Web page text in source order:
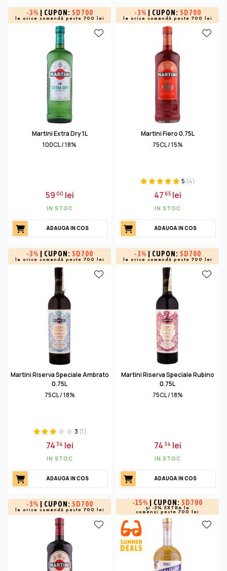
-3% | CUPON: SD700
la orice comandă peste 700 lei
Martini Extra Dry 1L
100CL / 18%
5900 lei
IN STOC
ADAUGA IN COS
-3% | CUPON: SD700
la orice comandă peste 700 lei
Martini Fiero 0.75L
75CL / 15%
5 (4)
4765lei
IN STOC
ADAUGA IN COS
-3% | CUPON: SD700
la orice comandă peste 700 lei
Martini Riserva Speciale Ambrato
0.75L
75CL / 18%
3 (1)
74 34 lei
IN STOC
ADAUGA IN COS
-3% | CUPON: SD700
la orice comandă peste 700 lei
Martini Riserva Speciale Rubino
0.75L
75CL / 18%
74 34 lei
IN STOC
ADAUGA IN COS
-3% | CUPON: SD700
la orice comandă peste 700 lei
-15% | CUPON: SD700
și -3% EXTRA la
comenzi peste 700 lei